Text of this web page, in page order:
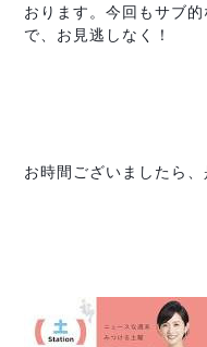
おります。今回もサブ
で、お見逃しなく！
お時間ございましたら、